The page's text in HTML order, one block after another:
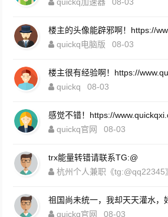
quickq加速器
08-03
楼主的头像能辟邪啊！https://
quickq电脑版
08-03
楼主很有经验啊！https://
quickq
08-03
感觉不错！https://
quickq官网
08-03
trx能量转错请联系TG:@
杭州个人兼职《tg:@qq22345
quickq官网
08-03